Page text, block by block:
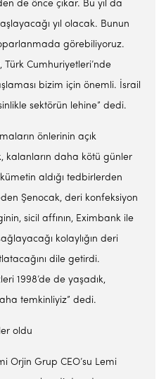
de önce çıkar. Bu yıl da
yıl olacak. Bunun
görebiliyoruz.
Türk Cumhuriyetleri’nde
bizim için önemli. İsrail
sektörün lehine” dedi.
önlerinin açık
kalanların daha kötü günler
aldığı tedbirlerden
Şenocak, deri konfeksiyon
sicil affının, Eximbank ile
kolaylığın deri
dile getirdi.
1998’de de yaşadık,
temkinliyiz” dedi.
oldu
Orjin Grup CEO’su Lemi